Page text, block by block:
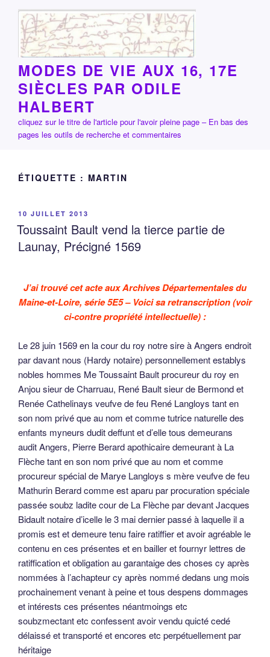
contenu
principal
MODES DE VIE AUX 16, 17E
SIÈCLES PAR ODILE
HALBERT
cliquez sur le titre de l'article pour l'avoir pleine page – En bas des
pages les outils de recherche et commentaires
ÉTIQUETTE : MARTIN
PUBLIÉ
LE
10 JUILLET 2013
Toussaint Bault vend la tierce partie de
Launay, Précigné 1569
J’ai trouvé cet acte aux Archives Départementales du
Maine-et-Loire, série 5E5 – Voici sa retranscription (voir
ci-contre propriété intellectuelle) :
Le 28 juin 1569 en la cour du roy notre sire à Angers endroit
par davant nous (Hardy notaire) personnellement establys
nobles hommes Me Toussaint Bault procureur du roy en
Anjou sieur de Charruau, René Bault sieur de Bermond et
Renée Cathelinays veufve de feu René Langloys tant en
son nom privé que au nom et comme tutrice naturelle des
enfants myneurs dudit deffunt et d’elle tous demeurans
audit Angers, Pierre Berard apothicaire demeurant à La
Flèche tant en son nom privé que au nom et comme
procureur spécial de Marye Langloys s mère veufve de feu
Mathurin Berard comme est aparu par procuration spéciale
passée soubz ladite cour de La Flèche par devant Jacques
Bidault notaire d’icelle le 3 mai dernier passé à laquelle il a
promis est et demeure tenu faire ratiffier et avoir agréable le
contenu en ces présentes et en bailler et fournyr lettres de
ratiffication et obligation au garantaige des choses cy après
nommées à l’achapteur cy après nommé dedans ung mois
prochainement venant à peine et tous despens dommages
et intérests ces présentes néantmoings etc
soubzmectant etc confessent avoir vendu quicté cedé
délaissé et transporté et encores etc perpétuellement par
héritaige